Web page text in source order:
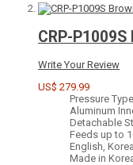
CRP-P1009S
Write Your Review
US$ 279.99
Pressure
Aluminum
Detachable
Feeds up to
English,
Made in